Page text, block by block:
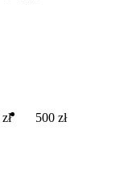
500 zł